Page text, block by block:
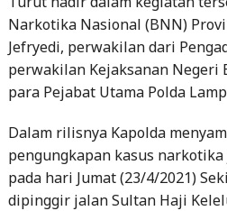
Narkotika Nasional (BNN)
Jefryedi, perwakilan dari
perwakilan Kejaksanan Negeri
para Pejabat Utama Polda
Dalam rilisnya Kapolda
pengungkapan kasus
pada hari Jumat (23/4/2021)
dipinggir jalan Sultan Haji